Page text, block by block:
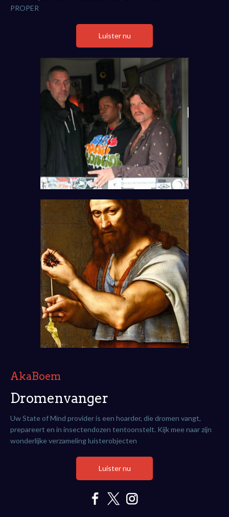
PROPER
Luister nu
AkaBoem
Dromenvanger
Uw State of Mind provider is een hoarder, die dromen vangt,
prepareert en in insectendozen tentoonstelt. Kijk mee naar zijn
wonderlijke verzameling luisterobjecten
Luister nu